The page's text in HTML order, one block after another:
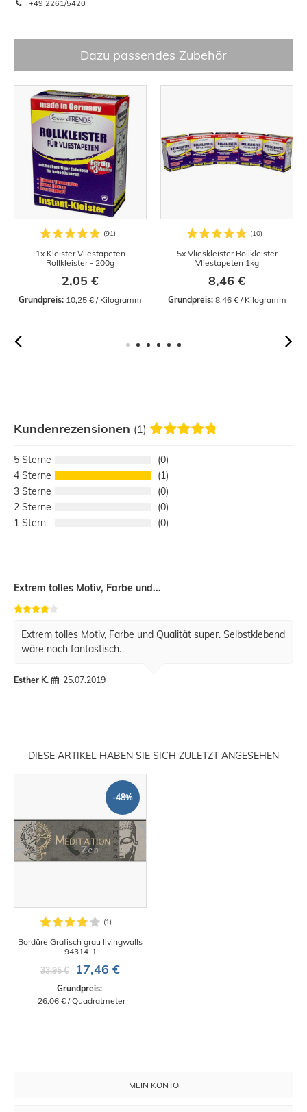
+49 2261/5420
Dazu passendes Zubehör
1x Kleister Vliestapeten
Rollkleister - 200g
2,05 €
Grundpreis: 10,25 € / Kilogramm
5x Vlieskleister Rollkleister
Vliestapeten 1kg
8,46 €
Grundpreis: 8,46 € / Kilogramm
Kundenrezensionen (1)
5
0
4
1
3
0
2
0
1
0
Extrem tolles Motiv, Farbe und...
Extrem tolles Motiv, Farbe und Qualität super. Selbstklebend
wäre noch fantastisch.
Esther K. 25.07.2019
DIESE ARTIKEL HABEN SIE SICH ZULETZT ANGESEHEN
-48%
Bordüre Grafisch grau livingwalls
94314-1
33,95 €
17,46 €
Grundpreis:
26,06 € / Quadratmeter
MEIN KONTO